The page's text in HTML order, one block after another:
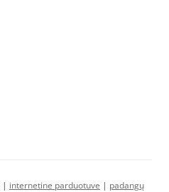
| internetine parduotuve | padangų